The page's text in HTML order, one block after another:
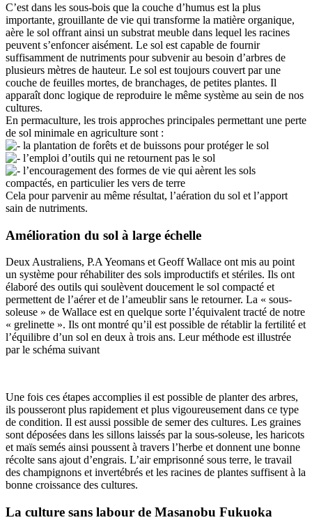
C’est dans les sous-bois que la couche d’humus est la plus
importante, grouillante de vie qui transforme la matière organique,
aère le sol offrant ainsi un substrat meuble dans lequel les racines
peuvent s’enfoncer aisément. Le sol est capable de fournir
suffisamment de nutriments pour subvenir au besoin d’arbres de
plusieurs mètres de hauteur. Le sol est toujours couvert par une
couche de feuilles mortes, de branchages, de petites plantes. Il
apparaît donc logique de reproduire le même système au sein de nos
cultures.
En permaculture, les trois approches principales permettant une perte
de sol minimale en agriculture sont :
la plantation de forêts et de buissons pour protéger le sol
l’emploi d’outils qui ne retournent pas le sol
l’encouragement des formes de vie qui aèrent les sols
compactés, en particulier les vers de terre
Cela pour parvenir au même résultat, l’aération du sol et l’apport
sain de nutriments.
Amélioration du sol à large échelle
Deux Australiens, P.A Yeomans et Geoff Wallace ont mis au point
un système pour réhabiliter des sols improductifs et stériles. Ils ont
élaboré des outils qui soulèvent doucement le sol compacté et
permettent de l’aérer et de l’ameublir sans le retourner. La « sous-
soleuse » de Wallace est en quelque sorte l’équivalent tracté de notre
« grelinette ». Ils ont montré qu’il est possible de rétablir la fertilité et
l’équilibre d’un sol en deux à trois ans. Leur méthode est illustrée
par le schéma suivant
Une fois ces étapes accomplies il est possible de planter des arbres,
ils pousseront plus rapidement et plus vigoureusement dans ce type
de condition. Il est aussi possible de semer des cultures. Les graines
sont déposées dans les sillons laissés par la sous-soleuse, les haricots
et maïs semés ainsi poussent à travers l’herbe et donnent une bonne
récolte sans ajout d’engrais. L’air emprisonné sous terre, le travail
des champignons et invertébrés et les racines de plantes suffisent à la
bonne croissance des cultures.
La culture sans labour de Masanobu Fukuoka